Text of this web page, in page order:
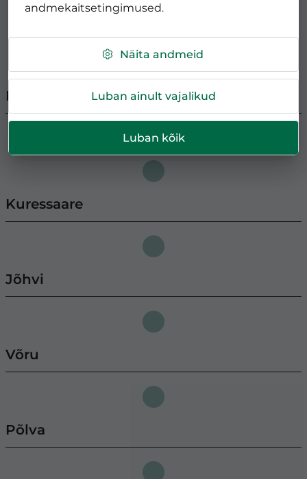
andmekaitsetingimused.
Näita andmeid
Luban ainult vajalikud
Luban kõik
Pärnu
Kuressaare
Jõhvi
Võru
Põlva